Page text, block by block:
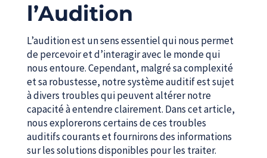
l’Audition
L’audition est un sens essentiel qui nous permet
de percevoir et d’interagir avec le monde qui
nous entoure. Cependant, malgré sa complexité
et sa robustesse, notre système auditif est sujet
à divers troubles qui peuvent altérer notre
capacité à entendre clairement. Dans cet article,
nous explorerons certains de ces troubles
auditifs courants et fournirons des informations
sur les solutions disponibles pour les traiter.